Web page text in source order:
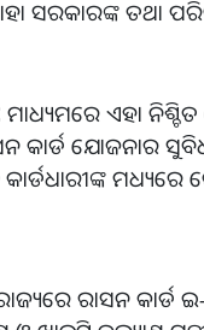
ସରକାରଙ୍କ ତଥା
ମାଧ୍ୟମରେ ଏହା
କାର୍ଡ ଯୋଜନାର
ରାସନ